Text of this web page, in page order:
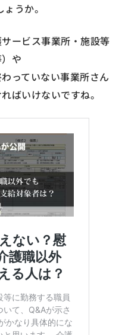
うか。
ービス事業所・施設等
や
っていない事業所さん
ばいけないですね。